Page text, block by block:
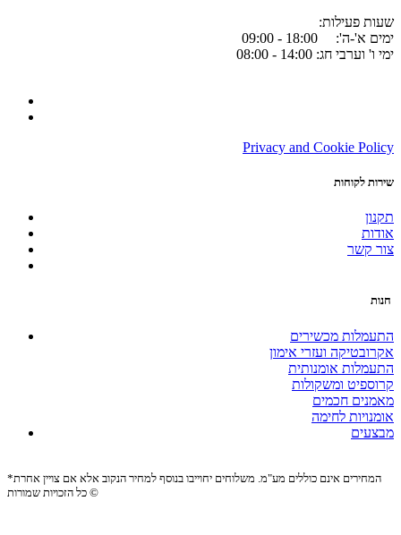
:שעות פעילות
ימים א'-ה': 18:00 - 09:00
ימי ו' וערבי חג: 14:00 - 08:00
Privacy and Cookie Policy
שירות לקוחות
תקנון
אודות
צור קשר
התעמלות מכשירים
אקרובטיקה ועזרי אימון
התעמלות אומנותית
קרוספיט ומשקולות
מאמנים חכמים
אומנויות לחימה
מבצעים
*המחירים אינם כוללים מע"מ. משלוחים יחוייבו בנוסף למחיר הנקוב אלא אם צויין אחרת
כל הזכויות שמורות ©